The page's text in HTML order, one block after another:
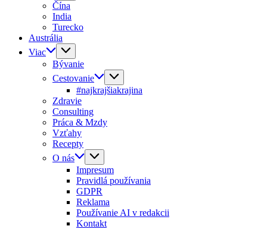
Čína
India
Turecko
Austrália
Viac
Bývanie
Cestovanie
#najkrajšiakrajina
Zdravie
Consulting
Práca & Mzdy
Vzťahy
Recepty
O nás
Impresum
Pravidlá používania
GDPR
Reklama
Používanie AI v redakcii
Kontakt